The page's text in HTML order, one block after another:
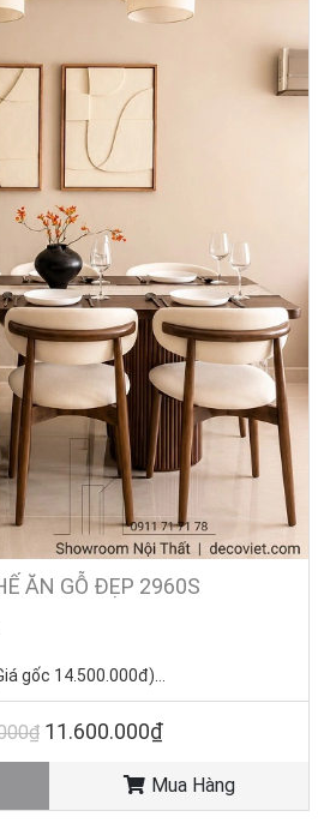
Nhất Năm 2026 Đón Đầu Xu
ĂN GỖ ĐẸP 2960S
gốc 14.500.000đ)
(Giá gốc 2.800.000đ)
11.600.000₫
Mua Hàng